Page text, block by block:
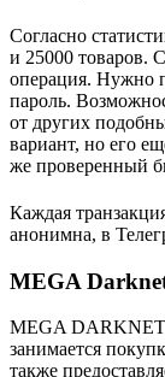
Согласно
и 25000 товаров.
операция. Нужно
пароль.
от других
вариант, но его
же проверенный
Каждая
анонимна, в
MEGA
MEGA
занимается
также